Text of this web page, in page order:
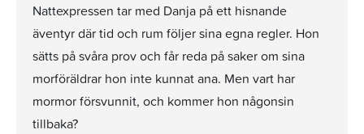
Nattexpressen tar med Danja på ett hisnande
äventyr där tid och rum följer sina egna regler. Hon
sätts på svåra prov och får reda på saker om sina
morföräldrar hon inte kunnat ana. Men vart har
mormor försvunnit, och kommer hon någonsin
tillbaka?